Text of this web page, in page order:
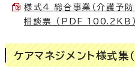
様式4 総合事業（介護予防
相談票 （PDF 100.2KB）
ケアマネジメント様式集